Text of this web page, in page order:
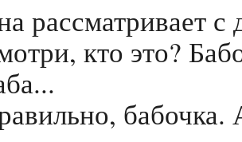
рассматривает
кто это?
бабочка.